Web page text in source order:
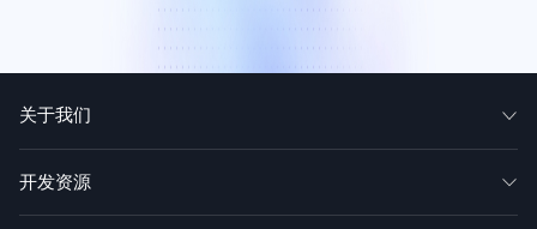
关于我们
开发资源